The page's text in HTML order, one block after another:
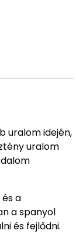
uralom idején,
uralom
a
a spanyol
és fejlődni.